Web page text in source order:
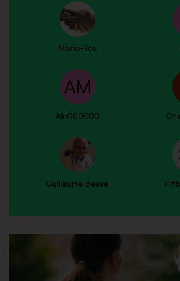
Marie-lise
Aln000000
Guillaume Besse